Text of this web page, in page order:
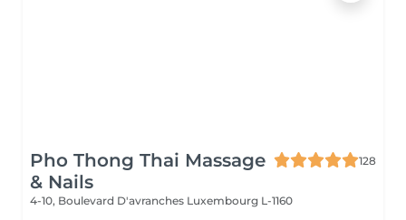
Pho Thong Thai Massage
& Nails
128
4-10, Boulevard D'avranches Luxembourg L-1160